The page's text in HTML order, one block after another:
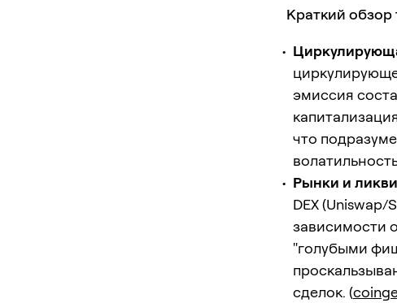
Краткий
эмиссия
что
Рынки и
DEX (Uniswap/
зависимости
"голубыми
сделок. (